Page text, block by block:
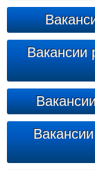
Вакансии